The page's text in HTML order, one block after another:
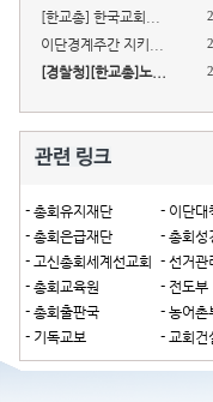
[한교총] 한국교회...
이단경계주간 지키...
[경찰청][한교총]노...
- 총회유지재단
- 총회은급재단
- 고신총회세계선교회
- 총회교육원
- 총회출판국
- 기독교보
- 이단대
- 총회성
- 선거관
- 전도부
- 농어촌
- 교회건